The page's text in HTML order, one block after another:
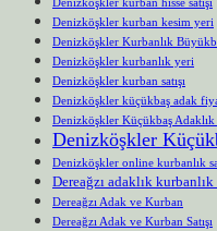
Denizköşkler kurban kesim yeri
Denizköşkler Kurbanlık
Denizköşkler kurbanlık yeri
Denizköşkler kurban satışı
Denizköşkler küçükbaş adak
Denizköşkler Küçükbaş Adaklık
Denizköşkler
Denizköşkler online kurbanlık
Dereağzı adaklık kurbanlık
Dereağzı Adak ve Kurban
Dereağzı Adak ve Kurban Satışı